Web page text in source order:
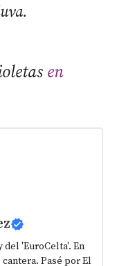
en
del 'EuroCelta'. En
Pasé por El